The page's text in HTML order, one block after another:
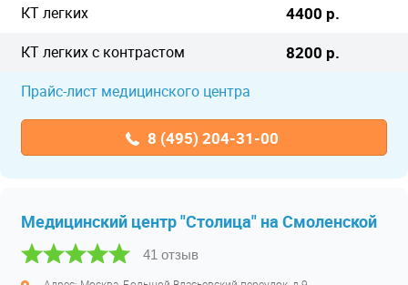
КТ легких 4400 р.
КТ легких с контрастом 8200 р.
Прайс-лист медицинского центра
8 (495) 204-31-00
Медицинский центр "Столица" на Смоленской
41 отзыв